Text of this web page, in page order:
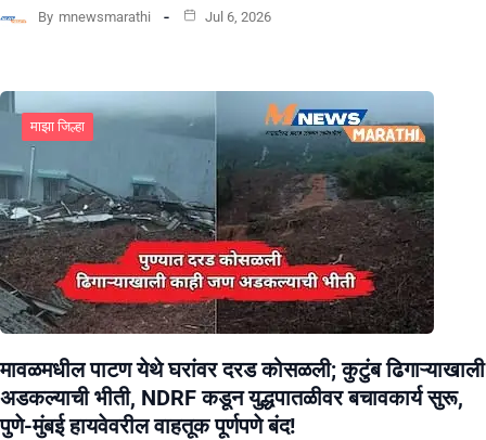
By mnewsmarathi Jul 6, 2026
माझा जिल्हा
मावळमधील पाटण येथे घरांवर दरड कोसळली; कुटुंब ढिगाऱ्याखाली
अडकल्याची भीती, NDRF कडून युद्धपातळीवर बचावकार्य सुरू,
पुणे-मुंबई हायवेवरील वाहतूक पूर्णपणे बंद!